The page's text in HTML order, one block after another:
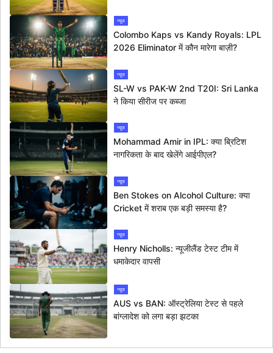
न्यूज
Colombo Kaps vs Kandy Royals: LPL
2026 Eliminator में कौन मारेगा बाज़ी?
न्यूज
SL-W vs PAK-W 2nd T20I: Sri Lanka
ने किया सीरीज पर कब्जा
न्यूज
Mohammad Amir in IPL: क्या ब्रिटिश
नागरिकता के बाद खेलेंगे आईपीएल?
न्यूज
Ben Stokes on Alcohol Culture: क्या
Cricket में शराब एक बड़ी समस्या है?
न्यूज
Henry Nicholls: न्यूजीलैंड टेस्ट टीम में
धमाकेदार वापसी
न्यूज
AUS vs BAN: ऑस्ट्रेलिया टेस्ट से पहले
बांग्लादेश को लगा बड़ा झटका